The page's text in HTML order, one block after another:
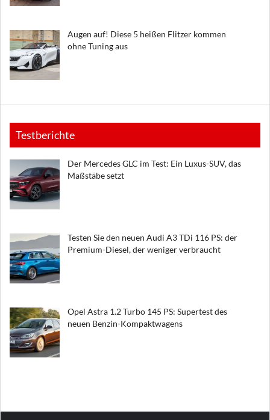
Augen auf! Diese 5 heißen Flitzer kommen
ohne Tuning aus
Testberichte
Der Mercedes GLC im Test: Ein Luxus-SUV, das
Maßstäbe setzt
Testen Sie den neuen Audi A3 TDi 116 PS: der
Premium-Diesel, der weniger verbraucht
Opel Astra 1.2 Turbo 145 PS: Supertest des
neuen Benzin-Kompaktwagens